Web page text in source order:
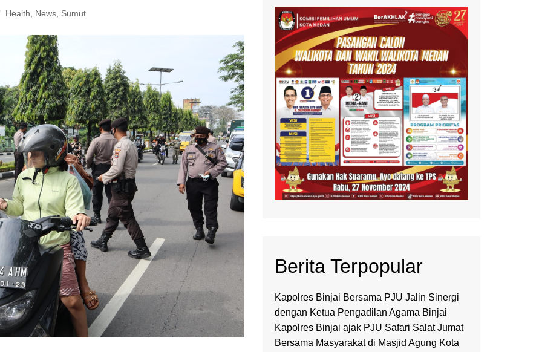
Health News Sumut
Berita Terpopular
Kapolres Binjai Bersama PJU Jalin Sinergi
dengan Ketua Pengadilan Agama Binjai
Kapolres Binjai ajak PJU Safari Salat Jumat
Bersama Masyarakat di Masjid Agung Kota